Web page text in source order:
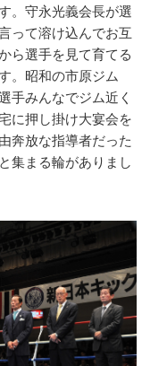
。守永光義会長が選
って溶け込んでお互
ら選手を見て育てる
。昭和の市原ジム
手みんなでジム近く
に押し掛け大宴会を
奔放な指導者だった
集まる輪がありまし